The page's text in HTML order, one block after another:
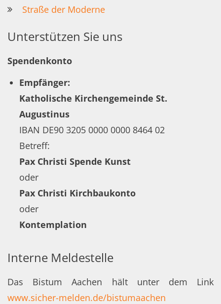
Straße der Moderne
Unterstützen Sie uns
Spendenkonto
Empfänger:
Katholische Kirchengemeinde St.
Augustinus
IBAN DE90 3205 0000 0000 8464 02
Betreff:
Pax Christi Spende Kunst
oder
Pax Christi Kirchbaukonto
oder
Kontemplation
Interne Meldestelle
Das Bistum Aachen hält unter dem Link
www.sicher-melden.de/bistumaachen